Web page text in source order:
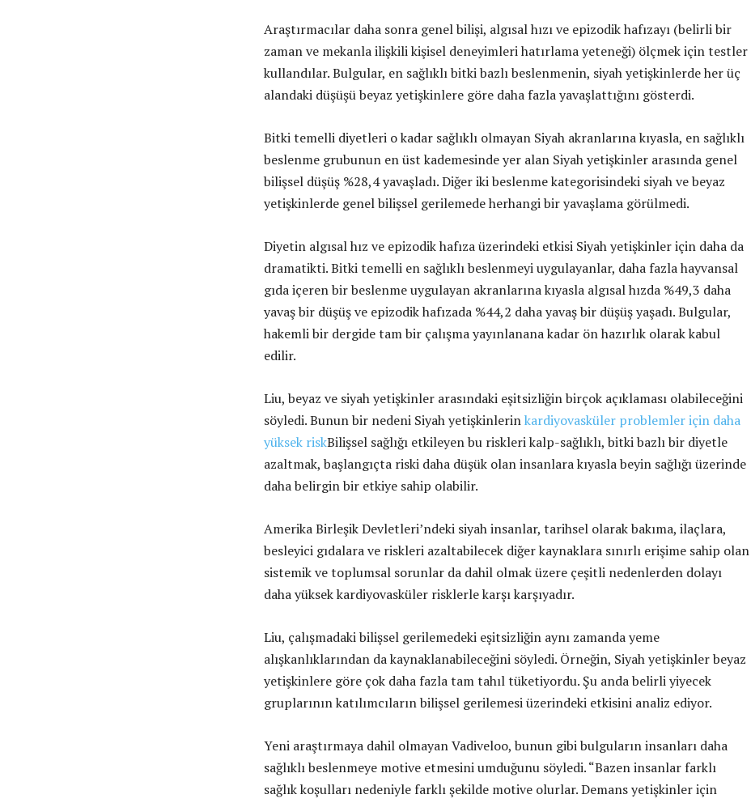
Araştırmacılar daha sonra genel bilişi, algısal hızı ve epizodik hafızayı (belirli bir
zaman ve mekanla ilişkili kişisel deneyimleri hatırlama yeteneği) ölçmek için testler
kullandılar. Bulgular, en sağlıklı bitki bazlı beslenmenin, siyah yetişkinlerde her üç
alandaki düşüşü beyaz yetişkinlere göre daha fazla yavaşlattığını gösterdi.
Bitki temelli diyetleri o kadar sağlıklı olmayan Siyah akranlarına kıyasla, en sağlıklı
beslenme grubunun en üst kademesinde yer alan Siyah yetişkinler arasında genel
bilişsel düşüş %28,4 yavaşladı. Diğer iki beslenme kategorisindeki siyah ve beyaz
yetişkinlerde genel bilişsel gerilemede herhangi bir yavaşlama görülmedi.
Diyetin algısal hız ve epizodik hafıza üzerindeki etkisi Siyah yetişkinler için daha da
dramatikti. Bitki temelli en sağlıklı beslenmeyi uygulayanlar, daha fazla hayvansal
gıda içeren bir beslenme uygulayan akranlarına kıyasla algısal hızda %49,3 daha
yavaş bir düşüş ve epizodik hafızada %44,2 daha yavaş bir düşüş yaşadı. Bulgular,
hakemli bir dergide tam bir çalışma yayınlanana kadar ön hazırlık olarak kabul
edilir.
Liu, beyaz ve siyah yetişkinler arasındaki eşitsizliğin birçok açıklaması olabileceğini
söyledi. Bunun bir nedeni Siyah yetişkinlerinkardiyovasküler problemler için daha
yüksek riskBilişsel sağlığı etkileyen bu riskleri kalp-sağlıklı, bitki bazlı bir diyetle
azaltmak, başlangıçta riski daha düşük olan insanlara kıyasla beyin sağlığı üzerinde
daha belirgin bir etkiye sahip olabilir.
Amerika Birleşik Devletleri’ndeki siyah insanlar, tarihsel olarak bakıma, ilaçlara,
besleyici gıdalara ve riskleri azaltabilecek diğer kaynaklara sınırlı erişime sahip olan
sistemik ve toplumsal sorunlar da dahil olmak üzere çeşitli nedenlerden dolayı
daha yüksek kardiyovasküler risklerle karşı karşıyadır.
Liu, çalışmadaki bilişsel gerilemedeki eşitsizliğin aynı zamanda yeme
alışkanlıklarından da kaynaklanabileceğini söyledi. Örneğin, Siyah yetişkinler beyaz
yetişkinlere göre çok daha fazla tam tahıl tüketiyordu. Şu anda belirli yiyecek
gruplarının katılımcıların bilişsel gerilemesi üzerindeki etkisini analiz ediyor.
Yeni araştırmaya dahil olmayan Vadiveloo, bunun gibi bulguların insanları daha
sağlıklı beslenmeye motive etmesini umduğunu söyledi. “Bazen insanlar farklı
sağlık koşulları nedeniyle farklı şekilde motive olurlar. Demans yetişkinler için